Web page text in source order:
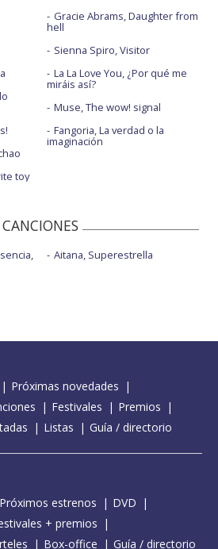
toy
Gracie Abrams, Daughter from
hell
Sienna Spiro, Visitor
La La Love You, ¿Por qué me
miráis así?
Muse, The wow! signal
Fangoria, La verdad o la
imaginación
CANCIONES
Aitana, Superestrella
Próximas novedades
Festivales
Premios
Listas Guía / directorio
Próximos estrenos
DVD
+ premios
Box-office Guía / directorio